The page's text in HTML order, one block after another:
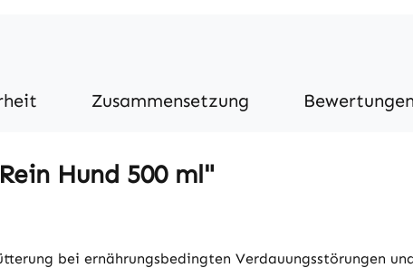
Zusammensetzung
Hund 500 ml"
bei ernährungsbedingten Verdauungsstörungen